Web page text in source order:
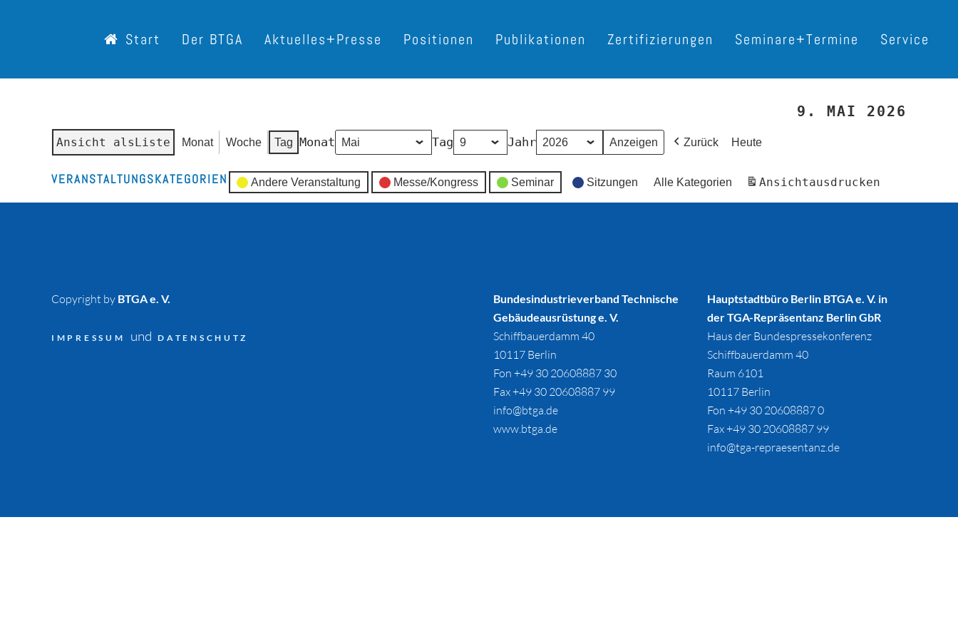
Start Der BTGA Aktuelles+Presse Positionen Publikationen Zertifizierungen Seminare+Termine Service
9. MAI 2026
Ansicht alsListe Monat Woche Tag Monat Tag Jahr Zurück Heute
VERANSTALTUNGSKATEGORIEN Andere Veranstaltung Messe/Kongress Seminar Sitzungen Alle Kategorien Ansichtausdrucken
Copyright by BTGA e. V.
IMPRESSUM undDATENSCHUTZ
Bundesindustrieverband Technische
Gebäudeausrüstung e. V.
Schiffbauerdamm 40
10117 Berlin
Fon +49 30 20608887 30
Fax +49 30 20608887 99
info@btga.de
www.btga.de
Hauptstadtbüro Berlin BTGA e. V. in
der TGA-Repräsentanz Berlin GbR
Haus der Bundespressekonferenz
Schiffbauerdamm 40
Raum 6101
10117 Berlin
Fon +49 30 20608887 0
Fax +49 30 20608887 99
info@tga-repraesentanz.de